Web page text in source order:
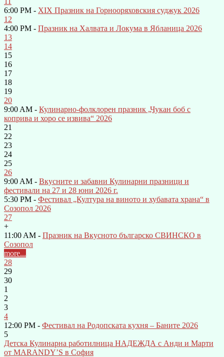
6:00 PM - XIX Празник на Горнооряховския суджук 2026
12
4:00 PM - Празник на Халвата и Локума в Ябланица 2026
13
14
15
16
17
18
19
20
9:00 AM - Кулинарно-фолклорен празник „Чукан боб с
коприва и хоро се извива“ 2026
21
22
23
24
25
26
9:00 AM - Вкусните и забавни Кулинарни празници и
фестивали на 27 и 28 юни 2026 г.
5:30 PM - Фестивал „Култура на виното и хубавата храна“ в
Созопол 2026
27
+
11:00 AM - Празник на Вкусното българско СВИНСКО в
Созопол
more...
28
29
30
1
2
3
4
12:00 PM - Фестивал на Родопската кухня – Баните 2026
5
Детска Кулинарна работилница НАДЕЖДА с Анди и Марти
от MARANDY’S в София